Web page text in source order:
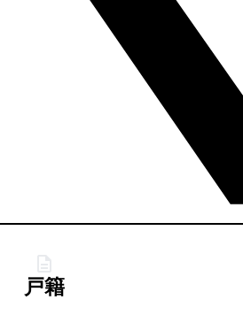
戸籍